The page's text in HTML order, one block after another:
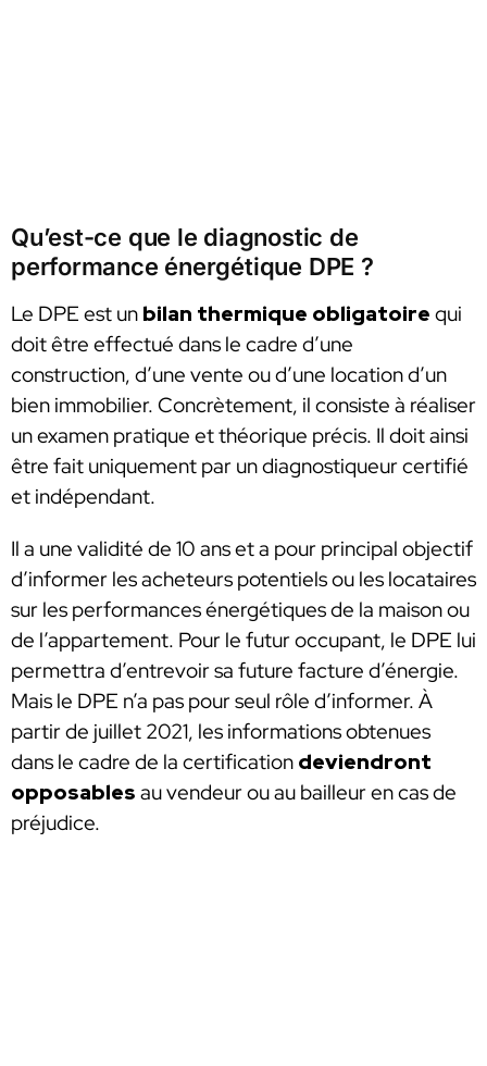
Qu’est-ce que le diagnostic de
performance énergétique DPE ?
Le DPE est un bilan thermique obligatoire qui
doit être effectué dans le cadre d’une
construction, d’une vente ou d’une location d’un
bien immobilier. Concrètement, il consiste à réaliser
un examen pratique et théorique précis. Il doit ainsi
être fait uniquement par un diagnostiqueur certifié
et indépendant.
Il a une validité de 10 ans et a pour principal objectif
d’informer les acheteurs potentiels ou les locataires
sur les performances énergétiques de la maison ou
de l’appartement. Pour le futur occupant, le DPE lui
permettra d’entrevoir sa future facture d’énergie.
Mais le DPE n’a pas pour seul rôle d’informer. À
partir de juillet 2021, les informations obtenues
dans le cadre de la certification deviendront
opposables au vendeur ou au bailleur en cas de
préjudice.